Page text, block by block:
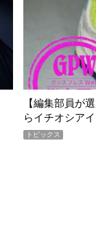
「買って損な
期AWARD】
トピックス